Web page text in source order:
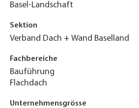
Basel-Landschaft
Sektion
Verband Dach + Wand Baselland
Fachbereiche
Bauführung
Flachdach
Unternehmensgrösse